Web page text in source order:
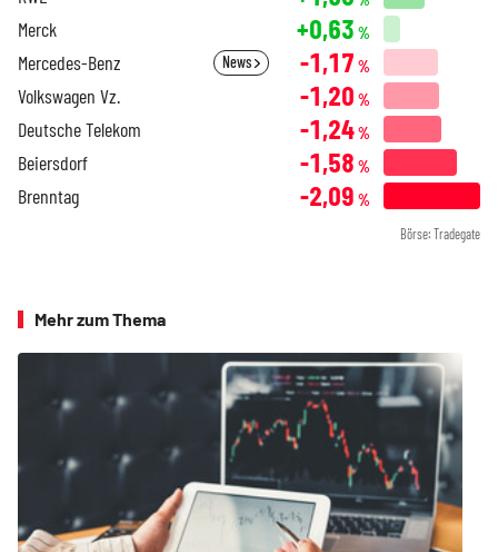
Merck +0,63 %
Mercedes-Benz News -1,17 %
Volkswagen Vz. -1,20 %
Deutsche Telekom -1,24%
Beiersdorf -1,58 %
Brenntag -2,09 %
Börse: Tradegate
Mehr zum Thema